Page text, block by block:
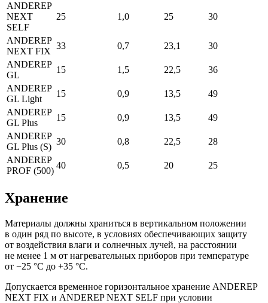
ANDEREP
NEXT
SELF
25 1,0 25 30
ANDEREP
NEXT FIX
33 0,7 23,1
30
ANDEREP
GL
15 1,5 22,5
36
ANDEREP
GL Light
15 0,9 13,5
49
ANDEREP
GL Plus
15 0,9 13,5
49
ANDEREP
GL Plus (S)
30 0,8 22,5
28
ANDEREP
PROF (500)
40 0,5 20 25
Хранение
Материалы должны храниться в вертикальном положении
в один ряд по высоте, в условиях обеспечивающих защиту
от воздействия влаги и солнечных лучей, на расстоянии
не менее 1 м от нагревательных приборов при температуре
от −25 °С до +35 °С.
Допускается временное горизонтальное хранение ANDEREP
NEXT FIX и ANDEREP NEXT SELF при условии